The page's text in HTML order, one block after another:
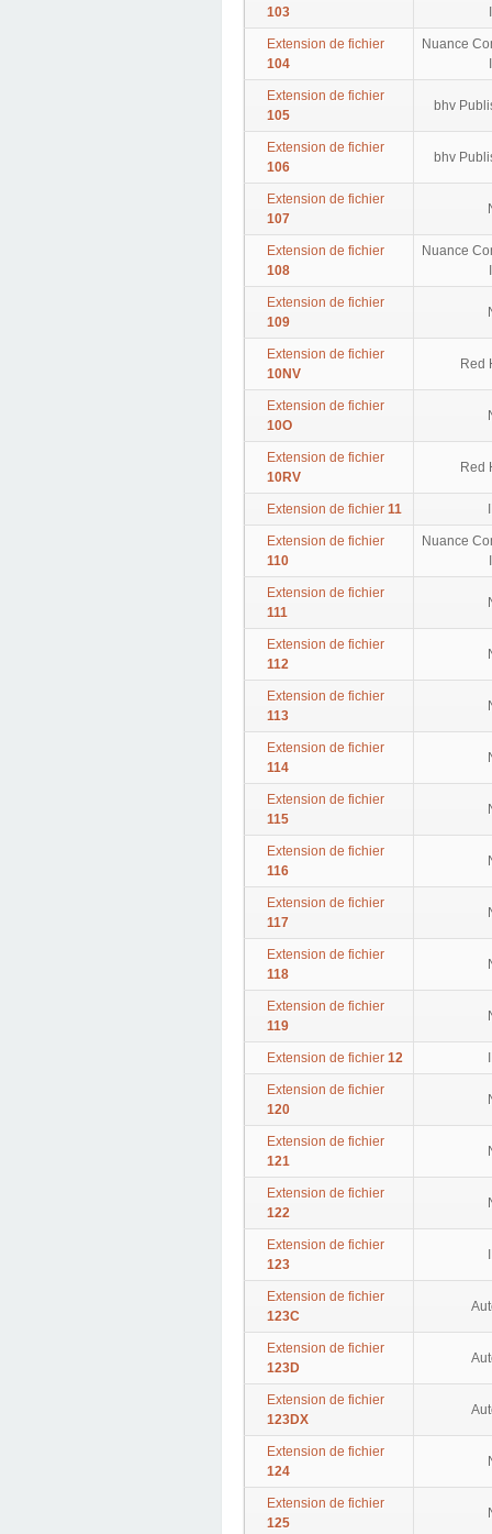
103
Extension de fichier
104
Nuance
Extension de fichier
105
bhv
Extension de fichier
106
bhv
Extension de fichier
107
Extension de fichier
108
Nuance
Extension de fichier
109
Extension de fichier
10NV
Red
Extension de fichier
10O
Extension de fichier
10RV
Red
Extension de fichier 11
Extension de fichier
110
Nuance
Extension de fichier
111
Extension de fichier
112
Extension de fichier
113
Extension de fichier
114
Extension de fichier
115
Extension de fichier
116
Extension de fichier
117
Extension de fichier
118
Extension de fichier
119
Extension de fichier 12
Extension de fichier
120
Extension de fichier
121
Extension de fichier
122
Extension de fichier
123
Extension de fichier
123C
Extension de fichier
123D
Extension de fichier
123DX
Extension de fichier
124
Extension de fichier
125